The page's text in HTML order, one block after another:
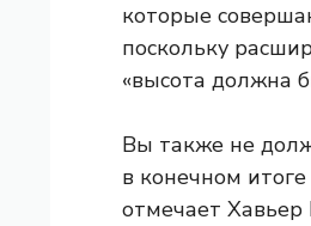
которые
поскольку
«высота должна
Вы также не
в конечном
отмечает